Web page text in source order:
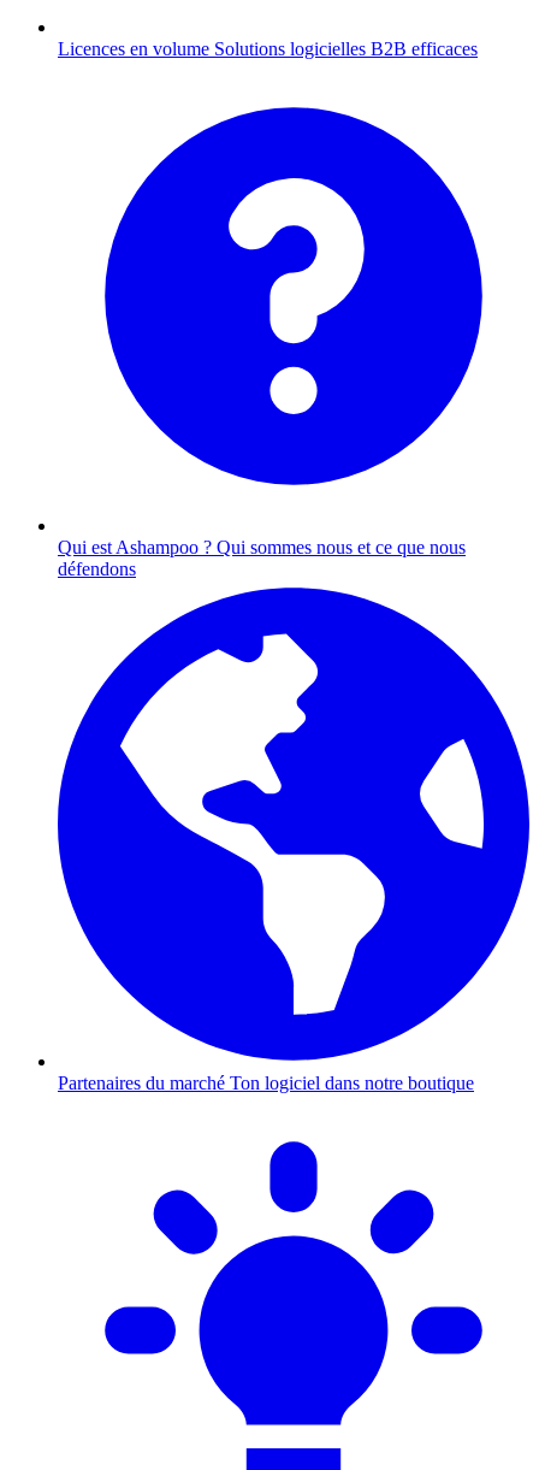
Licences en volume Solutions logicielles B2B efficaces
Qui est Ashampoo ? Qui sommes nous et ce que nous
défendons
Partenaires du marché Ton logiciel dans notre boutique